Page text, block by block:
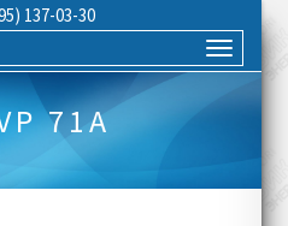
137-03-30
71A